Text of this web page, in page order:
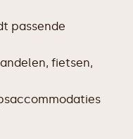
passende
fietsen,